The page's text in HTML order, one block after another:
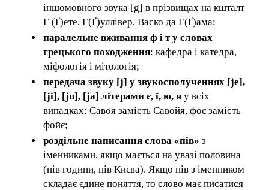
іншомовного звука [g] в прізвищах на кшталт
Г (Ґ)ете, Г(Ґ)уллівер, Васко да Г(Ґ)ама;
паралельне вживання ф і т у словах
грецького походження: кафедра і катедра,
міфологія і мітологія;
передача звуку [j] у звукосполученнях [je],
[ji], [ju], [ja] літерами є, ї, ю, я у всіх
випадках: Савоя замість Савойя, фоє замість
фойє;
роздільне написання слова «пів» з
іменниками, якщо мається на увазі половина
(пів години, пів Києва). Якщо пів з іменником
складає єдине поняття, то слово має писатися